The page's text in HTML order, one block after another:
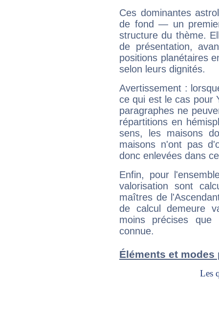
Ces dominantes
de fond — un
structure du thème.
de présentation,
positions planétaires
selon leurs dignités.
Avertissement :
ce qui est le cas pour
paragraphes ne
répartitions en
sens, les maisons
maisons n'ont pas
donc enlevées dans
Enfin, pour
valorisation sont
maîtres de
de calcul demeure
moins précises que
connue.
Éléments et modes